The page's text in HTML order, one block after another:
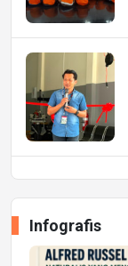
Infografis